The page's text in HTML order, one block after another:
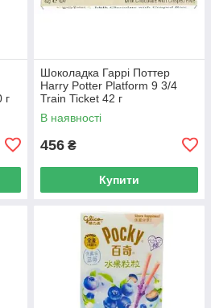
г
Шоколадка Гаррі Поттер
Harry Potter Platform 9 3/4
Train Ticket 42 г
В наявності
456 ₴
Купити